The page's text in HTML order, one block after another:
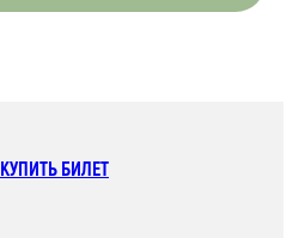
КУПИТЬ БИЛЕТ